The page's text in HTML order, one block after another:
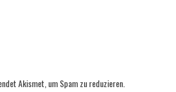
Akismet, um Spam zu reduzieren.